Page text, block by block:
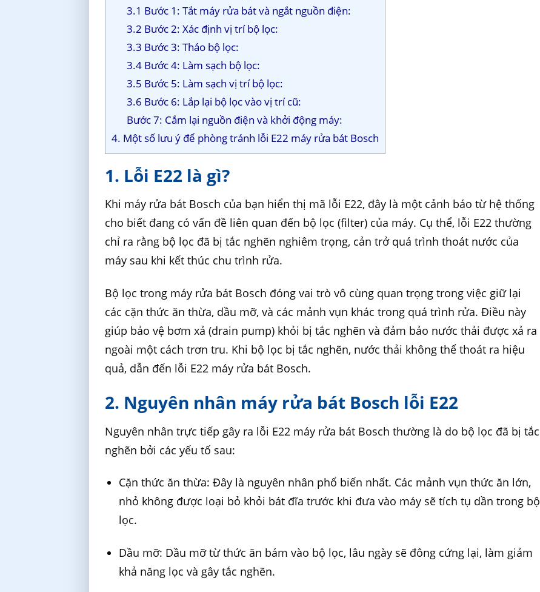
3.1 Bước 1: Tắt máy rửa bát và ngắt nguồn điện:
3.2 Bước 2: Xác định vị trí bộ lọc:
3.3 Bước 3: Tháo bộ lọc:
3.4 Bước 4: Làm sạch bộ lọc:
3.5 Bước 5: Làm sạch vị trí bộ lọc:
3.6 Bước 6: Lắp lại bộ lọc vào vị trí cũ:
Bước 7: Cắm lại nguồn điện và khởi động máy:
4. Một số lưu ý để phòng tránh lỗi E22 máy rửa bát Bosch
1. Lỗi E22 là gì?
Khi máy rửa bát Bosch của bạn hiển thị mã lỗi E22, đây là một cảnh báo từ hệ thống
cho biết đang có vấn đề liên quan đến bộ lọc (filter) của máy. Cụ thể, lỗi E22 thường
chỉ ra rằng bộ lọc đã bị tắc nghẽn nghiêm trọng, cản trở quá trình thoát nước của
máy sau khi kết thúc chu trình rửa.
Bộ lọc trong máy rửa bát Bosch đóng vai trò vô cùng quan trọng trong việc giữ lại
các cặn thức ăn thừa, dầu mỡ, và các mảnh vụn khác trong quá trình rửa. Điều này
giúp bảo vệ bơm xả (drain pump) khỏi bị tắc nghẽn và đảm bảo nước thải được xả ra
ngoài một cách trơn tru. Khi bộ lọc bị tắc nghẽn, nước thải không thể thoát ra hiệu
quả, dẫn đến lỗi E22 máy rửa bát Bosch.
2. Nguyên nhân máy rửa bát Bosch lỗi E22
Nguyên nhân trực tiếp gây ra lỗi E22 máy rửa bát Bosch thường là do bộ lọc đã bị tắc
nghẽn bởi các yếu tố sau:
Cặn thức ăn thừa: Đây là nguyên nhân phổ biến nhất. Các mảnh vụn thức ăn lớn,
nhỏ không được loại bỏ khỏi bát đĩa trước khi đưa vào máy sẽ tích tụ dần trong bộ
lọc.
Dầu mỡ: Dầu mỡ từ thức ăn bám vào bộ lọc, lâu ngày sẽ đông cứng lại, làm giảm
khả năng lọc và gây tắc nghẽn.